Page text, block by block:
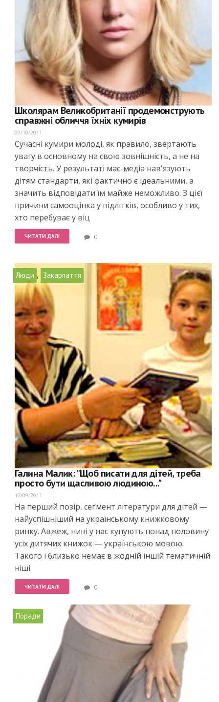
Школярам Великобританії продемонструють
справжні обличчя їхніх кумирів
09/10/2011
Сучасні кумири молоді, як правило, звертають
увагу в основному на свою зовнішність, а не на
творчість. У результаті мас-медіа нав'язують
дітям стандарти, які фактично є ідеальними, а
значить відповідати їм майже неможливо. З цієї
причини самооцінка у підлітків, особливо у тих,
хто перебуває у віц
ЧИТАТИ ДАЛІ 0
Люди , Закарпаття
Галина Малик: "Щоб писати для дітей, треба
просто бути щасливою людиною..."
12/09/2011
На перший позір, сеґмент літератури для дітей —
найуспішніший на українському книжковому
ринку. Авжеж, нині у нас купують понад половину
усіх дитячих книжок — українською мовою.
Такого і близько немає в жодній іншій тематичній
ніші.
ЧИТАТИ ДАЛІ 0
Поради